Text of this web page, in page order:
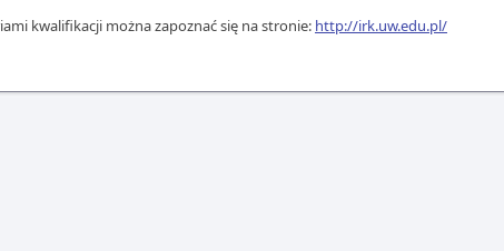
kwalifikacji można zapoznać się na stronie: http://irk.uw.edu.pl/